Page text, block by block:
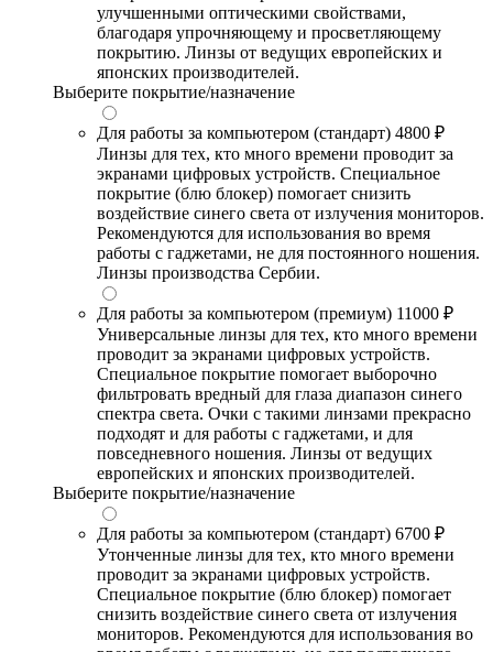
улучшенными оптическими свойствами,
благодаря упрочняющему и просветляющему
покрытию. Линзы от ведущих европейских и
японских производителей.
Выберите покрытие/назначение
Для работы за компьютером (стандарт) 4800 ₽
Линзы для тех, кто много времени проводит за
экранами цифровых устройств. Специальное
покрытие (блю блокер) помогает снизить
воздействие синего света от излучения мониторов.
Рекомендуются для использования во время
работы с гаджетами, не для постоянного ношения.
Линзы производства Сербии.
Для работы за компьютером (премиум) 11000 ₽
Универсальные линзы для тех, кто много времени
проводит за экранами цифровых устройств.
Специальное покрытие помогает выборочно
фильтровать вредный для глаза диапазон синего
спектра света. Очки с такими линзами прекрасно
подходят и для работы с гаджетами, и для
повседневного ношения. Линзы от ведущих
европейских и японских производителей.
Выберите покрытие/назначение
Для работы за компьютером (стандарт) 6700 ₽
Утонченные линзы для тех, кто много времени
проводит за экранами цифровых устройств.
Специальное покрытие (блю блокер) помогает
снизить воздействие синего света от излучения
мониторов. Рекомендуются для использования во